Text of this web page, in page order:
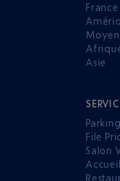
France
Asie
Parking
File
Salon